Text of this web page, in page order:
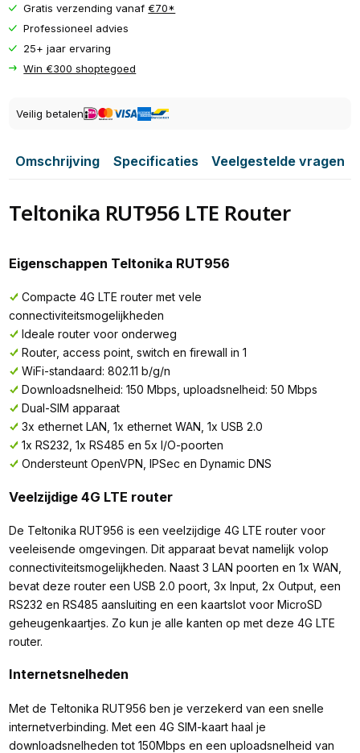
Gratis verzending vanaf€70*
Professioneel advies
25+ jaar ervaring
Win €300 shoptegoed
Veilig betalen
Omschrijving Specificaties Veelgestelde vragen
Teltonika RUT956 LTE Router
Eigenschappen Teltonika RUT956
Compacte 4G LTE router met vele
connectiviteitsmogelijkheden
Ideale router voor onderweg
Router, access point, switch en firewall in 1
WiFi-standaard: 802.11 b/g/n
Downloadsnelheid: 150 Mbps, uploadsnelheid: 50 Mbps
Dual-SIM apparaat
3x ethernet LAN, 1x ethernet WAN, 1x USB 2.0
1x RS232, 1x RS485 en 5x I/O-poorten
Ondersteunt OpenVPN, IPSec en Dynamic DNS
Veelzijdige 4G LTE router
De Teltonika RUT956 is een veelzijdige 4G LTE router voor
veeleisende omgevingen. Dit apparaat bevat namelijk volop
connectiviteitsmogelijkheden. Naast 3 LAN poorten en 1x WAN,
bevat deze router een USB 2.0 poort, 3x Input, 2x Output, een
RS232 en RS485 aansluiting en een kaartslot voor MicroSD
geheugenkaartjes. Zo kun je alle kanten op met deze 4G LTE
router.
Internetsnelheden
Met de Teltonika RUT956 ben je verzekerd van een snelle
internetverbinding. Met een 4G SIM-kaart haal je
downloadsnelheden tot 150Mbps en een uploadsnelheid van